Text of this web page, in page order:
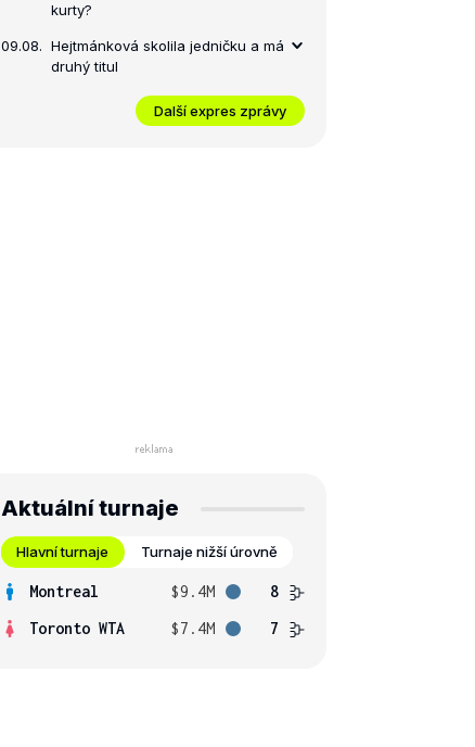
kurty?
09.08. Hejtmánková skolila jedničku a má
druhý titul
Další expres zprávy
Aktuální turnaje
Hlavní turnaje Turnaje nižší úrovně
Montreal $9.4M
8
Toronto WTA
$7.4M 7